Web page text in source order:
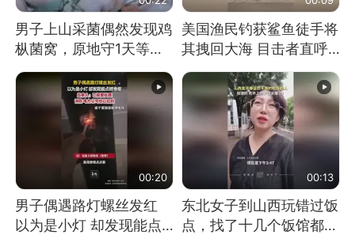
男子上山采菌偶然发现鸡
枞菌窝，原地守1天等它
长大：挖了140多朵
美国渔民钓获鲨鱼徒手将
其拽回大海 目击者直呼
震惊 （视频来源：参考
消息）
00:20
男子偶遇路灯螺丝发红
以为是小灯 却发现能点
00:13
东北女子到山西玩错过饭
点，找了十几个饭馆都没